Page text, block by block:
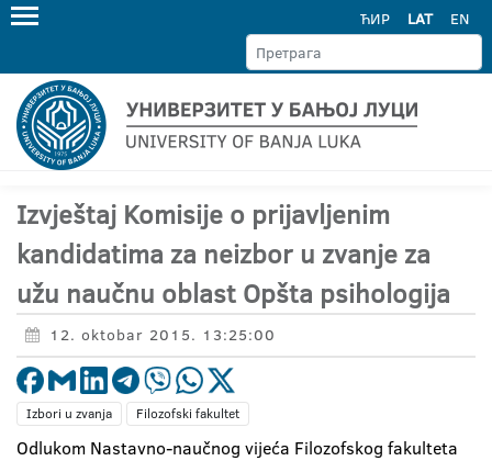
ЋИР LAT EN
Izvještaj Komisije o prijavljenim
kandidatima za neizbor u zvanje za
užu naučnu oblast Opšta psihologija
12. oktobar 2015. 13:25:00
Izbori u zvanja Filozofski fakultet
Odlukom Nastavno-naučnog vijeća Filozofskog fakulteta